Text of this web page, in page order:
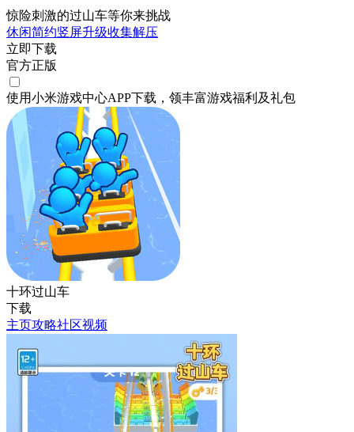
惊险刺激的过山车等你来挑战
休闲简约竖屏升级收集解压
立即下载
官方正版
使用小米游戏中心APP下载 ，领丰富游戏福利 及礼包
十环过山车
下载
主页攻略社区视频